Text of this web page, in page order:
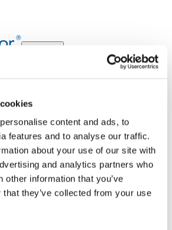
content and ads, to
features and to analyse our traffic.
about your use of our site with
and analytics partners who
other information that you’ve
they’ve collected from your use
údržbě lepené podlagy
Děkuji, Maceček